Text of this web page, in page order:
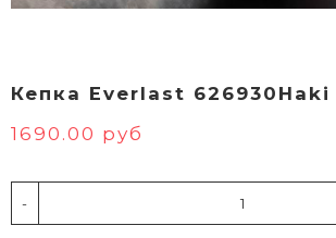
Кепка Everlast 626930Haki
1690.00 руб
-